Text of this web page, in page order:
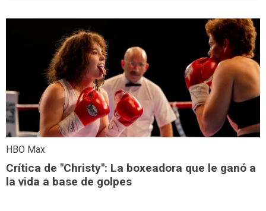
HBO Max
Crítica de "Christy": La boxeadora que le ganó a
la vida a base de golpes